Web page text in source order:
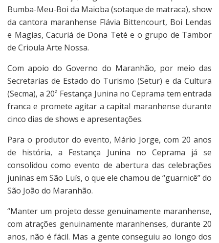
Bumba-Meu-Boi da Maioba (sotaque de matraca), show
da cantora maranhense Flávia Bittencourt, Boi Lendas
e Magias, Cacuriá de Dona Teté e o grupo de Tambor
de Crioula Arte Nossa.
Com apoio do Governo do Maranhão, por meio das
Secretarias de Estado do Turismo (Setur) e da Cultura
(Secma), a 20ª Festança Junina no Ceprama tem entrada
franca e promete agitar a capital maranhense durante
cinco dias de shows e apresentações.
Para o produtor do evento, Mário Jorge, com 20 anos
de história, a Festança Junina no Ceprama já se
consolidou como evento de abertura das celebrações
juninas em São Luís, o que ele chamou de “guarnicê” do
São João do Maranhão.
“Manter um projeto desse genuinamente maranhense,
com atrações genuinamente maranhenses, durante 20
anos, não é fácil. Mas a gente conseguiu ao longo dos